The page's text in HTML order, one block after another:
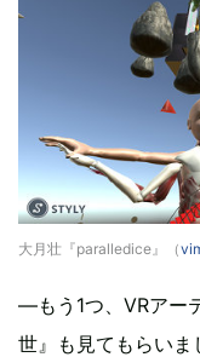
大月壮『paralledice』（
—もう1つ、VRアー
世』も見てもらいま